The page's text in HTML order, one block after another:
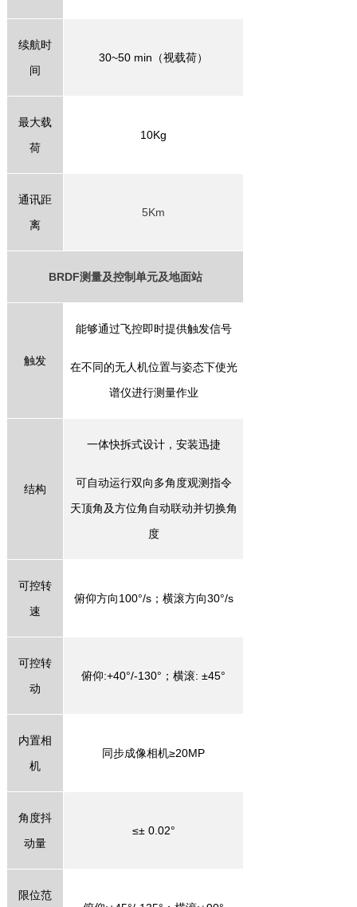
续航时
间
30~50 min （视载荷）
最大载
荷
10Kg
通讯距
离
5Km
BRDF测量及控制单元及地面站
触发
能够通过飞控即时提供触发信号
在不同的无人机位置与姿态下使光
谱仪进行测量作业
结构
一体快拆式设计，安装迅捷
可自动运行双向多角度观测指令
天顶角及方位角自动联动并切换角
度
可控转
速
俯仰方向100°/s；横滚方向30°/s
可控转
动
俯仰:+40°/-130°；横滚: ±45°
内置相
机
同步成像相机≥20MP
角度抖
动量
≤±0.02°
限位范